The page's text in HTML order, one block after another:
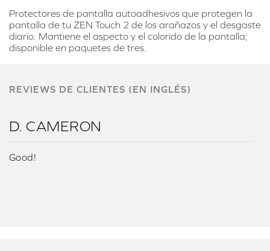
Protectores de pantalla autoadhesivos que protegen la
pantalla de tu ZEN Touch 2 de los arañazos y el desgaste
diario. Mantiene el aspecto y el colorido de la pantalla;
disponible en paquetes de tres.
REVIEWS DE CLIENTES (EN INGLÉS)
D. CAMERON
Good!